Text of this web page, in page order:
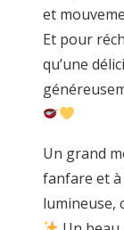
et
Et pour
qu’une
Un grand
fanfare et à
lumineuse,